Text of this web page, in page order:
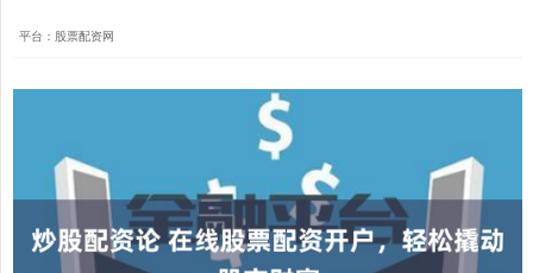
平台：股票配资网